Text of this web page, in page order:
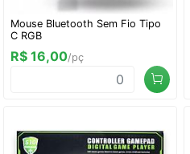
Mouse Bluetooth Sem Fio Tipo
C RGB
R$ 16,00/pç